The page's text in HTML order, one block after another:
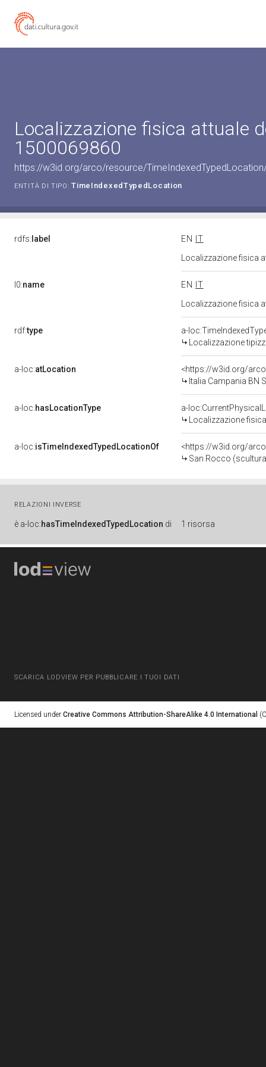
Localizzazione fisica attuale
1500069860
https://w3id.org/arco/resource/
ENTITÀ DI TIPO: TimeIndexedTypedLocation
rdfs: label EN
IT
Localizzazione fisica
l0:name EN
IT
Localizzazione fisica
rdf:type
a-
Localizzazione
a-loc:atLocation
<https://w3id.org/
Italia Campania BN
a-loc:hasLocationType
a-
Localizzazione
a-loc:isTimeIndexedTypedLocationOf
<https://w3id.org/
San Rocco
RELAZIONI INVERSE
è a-loc:hasTimeIndexedTypedLocation di 1 risorsa
SCARICA LODVIEW PER PUBBLICARE I TUOI DATI
Licensed under Creative Commons Attribution-ShareAlike 4.0 International